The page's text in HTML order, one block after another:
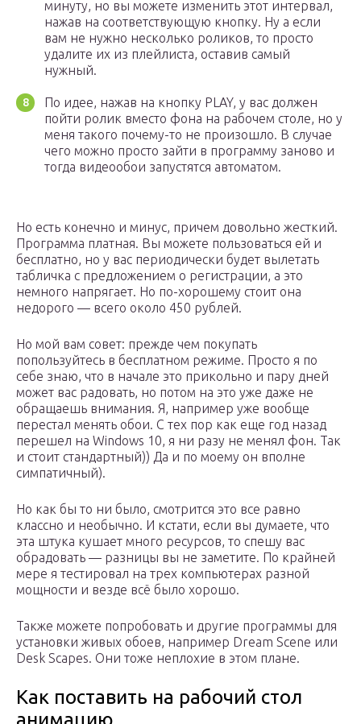
минуту, но вы можете изменить этот интервал,
нажав на соответствующую кнопку. Ну а если
вам не нужно несколько роликов, то просто
удалите их из плейлиста, оставив самый
нужный.
По идее, нажав на кнопку PLAY, у вас должен
пойти ролик вместо фона на рабочем столе, но у
меня такого почему-то не произошло. В случае
чего можно просто зайти в программу заново и
тогда видеообои запустятся автоматом.
Но есть конечно и минус, причем довольно жесткий.
Программа платная. Вы можете пользоваться ей и
бесплатно, но у вас периодически будет вылетать
табличка с предложением о регистрации, а это
немного напрягает. Но по-хорошему стоит она
недорого — всего около 450 рублей.
Но мой вам совет: прежде чем покупать
попользуйтесь в бесплатном режиме. Просто я по
себе знаю, что в начале это прикольно и пару дней
может вас радовать, но потом на это уже даже не
обращаешь внимания. Я, например уже вообще
перестал менять обои. С тех пор как еще год назад
перешел на Windows 10, я ни разу не менял фон. Так
и стоит стандартный)) Да и по моему он вполне
симпатичный).
Но как бы то ни было, смотрится это все равно
классно и необычно. И кстати, если вы думаете, что
эта штука кушает много ресурсов, то спешу вас
обрадовать — разницы вы не заметите. По крайней
мере я тестировал на трех компьютерах разной
мощности и везде всё было хорошо.
Также можете попробовать и другие программы для
установки живых обоев, например Dream Scene или
Desk Scapes. Они тоже неплохие в этом плане.
Как поставить на рабочий стол
анимацию